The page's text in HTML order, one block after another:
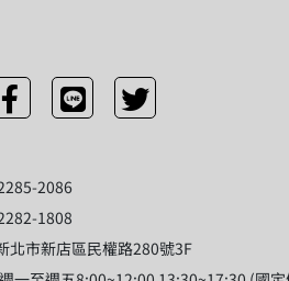
2086
1808
北市新店區民權路280號3F